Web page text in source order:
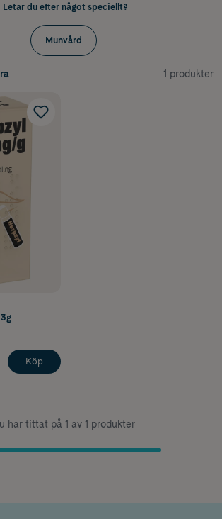
Letar du efter något speciellt?
Munvård
1 produkter
Köp
har tittat på 1 av 1 produkter